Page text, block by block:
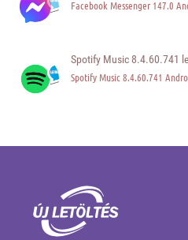
Facebook Messenger 147.0
Spotify Music 8.4.60.741
Spotify Music 8.4.60.741